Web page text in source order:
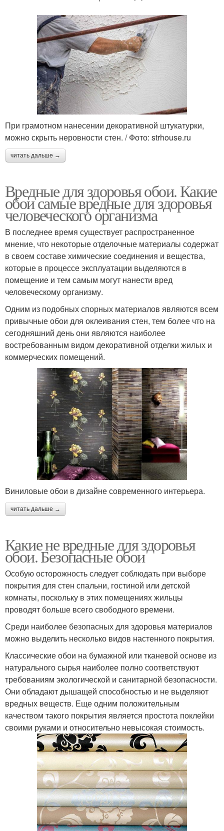
При грамотном нанесении декоративной штукатурки,
можно скрыть неровности стен. / Фото: strhouse.ru
читать дальше →
Вредные для здоровья обои. Какие
обои самые вредные для здоровья
человеческого организма
В последнее время существует распространенное
мнение, что некоторые отделочные материалы содержат
в своем составе химические соединения и вещества,
которые в процессе эксплуатации выделяются в
помещение и тем самым могут нанести вред
человеческому организму.
Одним из подобных спорных материалов являются всем
привычные обои для оклеивания стен, тем более что на
сегодняшний день они являются наиболее
востребованным видом декоративной отделки жилых и
коммерческих помещений.
Виниловые обои в дизайне современного интерьера.
читать дальше →
Какие не вредные для здоровья
обои. Безопасные обои
Особую осторожность следует соблюдать при выборе
покрытия для стен спальни, гостиной или детской
комнаты, поскольку в этих помещениях жильцы
проводят больше всего свободного времени.
Среди наиболее безопасных для здоровья материалов
можно выделить несколько видов настенного покрытия.
Классические обои на бумажной или тканевой основе из
натурального сырья наиболее полно соответствуют
требованиям экологической и санитарной безопасности.
Они обладают дышащей способностью и не выделяют
вредных веществ. Еще одним положительным
качеством такого покрытия является простота поклейки
своими руками и относительно невысокая стоимость.